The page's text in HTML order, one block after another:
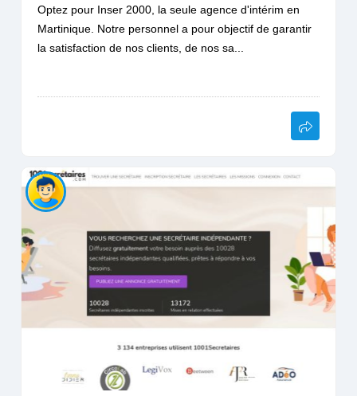
Optez pour Inser 2000, la seule agence d'intérim en
Martinique. Notre personnel a pour objectif de garantir
la satisfaction de nos clients, de nos sa...